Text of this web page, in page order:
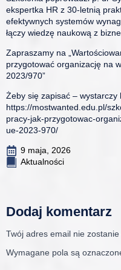
ekspertka HR z 30-letnią
efektywnych systemów
łączy wiedzę naukową z
Zapraszamy na
przygotować organizację na
2023/970”
Żeby się zapisać – wystarczy
https://mostwanted.edu.pl/
pracy-jak-przygotowac-
ue-2023-970/
9 maja, 2026
Aktualności
Dodaj komentarz
Twój adres email nie zostanie
Wymagane pola są